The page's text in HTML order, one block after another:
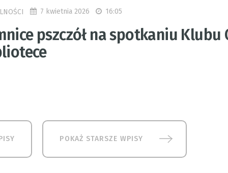
7 kwietnia 2026 16:05
pszczół na spotkaniu Klubu
POKAŻ STARSZE WPISY